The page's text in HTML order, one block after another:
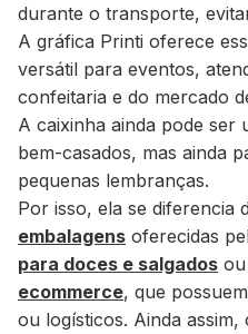
durante o transporte,
A gráfica Printi oferece
versátil para eventos,
confeitaria e do mercado
A caixinha ainda pode ser
bem-casados, mas ainda
pequenas lembranças.
Por isso, ela se diferencia
embalagens oferecidas
para doces e salgados ou
ecommerce, que
ou logísticos. Ainda assim,